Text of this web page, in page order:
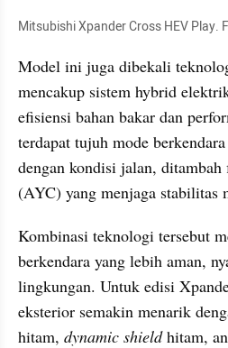
Mitsubishi Xpander Cross HEV Play.
Model ini juga dibekali
mencakup sistem hybrid
efisiensi bahan bakar dan
terdapat tujuh mode
dengan kondisi jalan,
(AYC) yang menjaga stabilitas
Kombinasi teknologi tersebut
berkendara yang lebih aman,
lingkungan. Untuk edisi
eksterior semakin menarik
hitam, dynamic shield